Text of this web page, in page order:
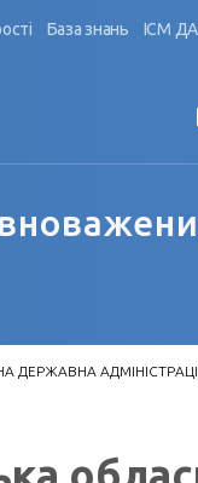
База знань ІСМ
ДЕРЖАВНА